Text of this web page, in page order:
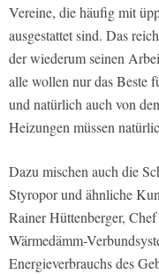
Vereine, die häufig mit
ausgestattet sind. Das
der wiederum seinen
alle wollen nur das Beste
und natürlich auch von
Heizungen müssen
Dazu mischen auch die
Styropor und ähnliche
Rainer Hüttenberger,
Wärmedämm-
Energieverbrauchs des